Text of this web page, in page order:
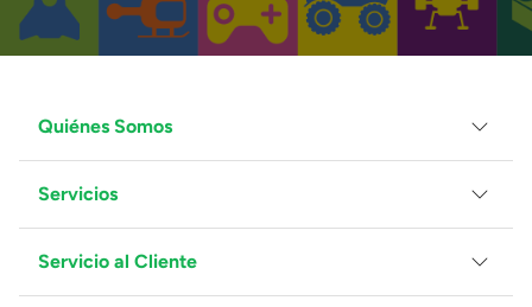
Quiénes Somos
Grupo Juguetron
Localiza tu tienda
Blog
Servicios
Facturación
Proveedores
Servicio al Cliente